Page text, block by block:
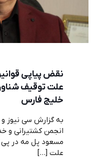
نقض پیاپی
علت توقیف
خلیج فارس
به گزارش سی نیوز و
انجمن کشتیرانی و
مسعود پل مه در پی
علت […]